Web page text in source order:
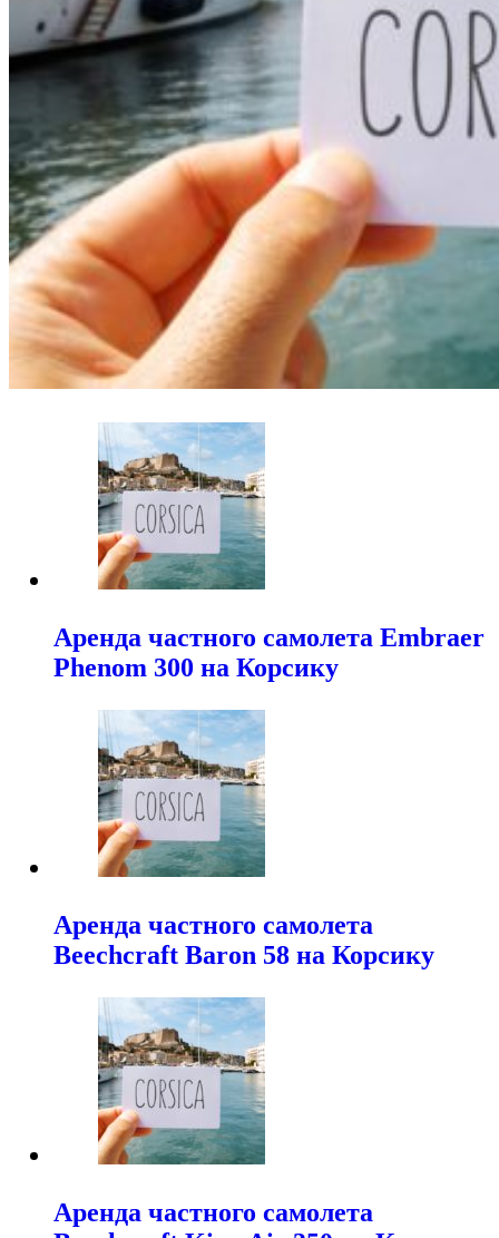
Аренда частного самолета Embraer
Phenom 300 на Корсику
Аренда частного самолета
Beechcraft Baron 58 на Корсику
Аренда частного самолета